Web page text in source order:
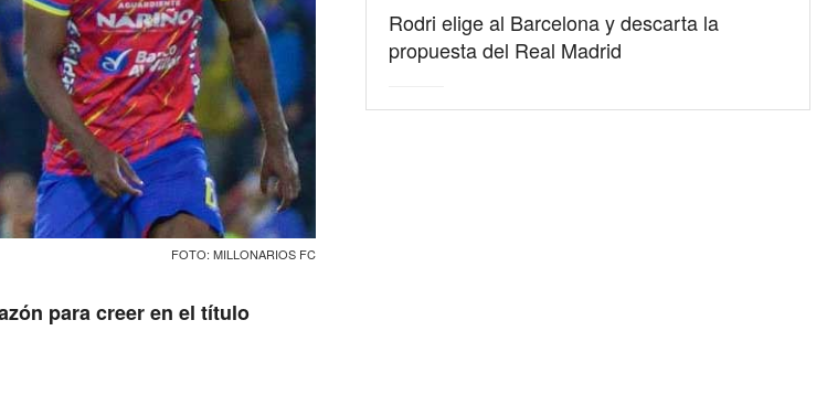
FOTO: MILLONARIOS FC
para creer en el título
Rodri elige al Barcelona y descarta la
propuesta del Real Madrid